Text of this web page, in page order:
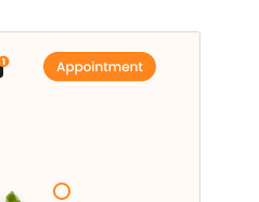
mises à niveau